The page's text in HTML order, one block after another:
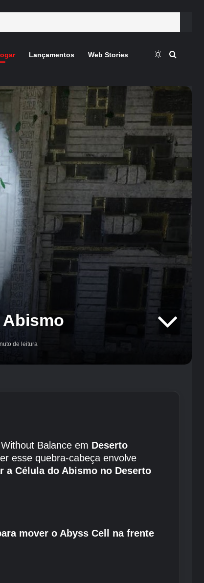
Lançamentos Web Stories Switch skin
Abismo
de leitura
Balance em Deserto
esse quebra-cabeça envolve
a Célula do Abismo no Deserto
mover o Abyss Cell na frente